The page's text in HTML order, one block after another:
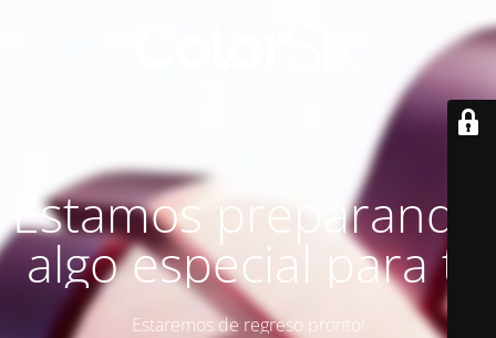
Estamos preparando
algo especial para ti
Estaremos de regreso pronto!